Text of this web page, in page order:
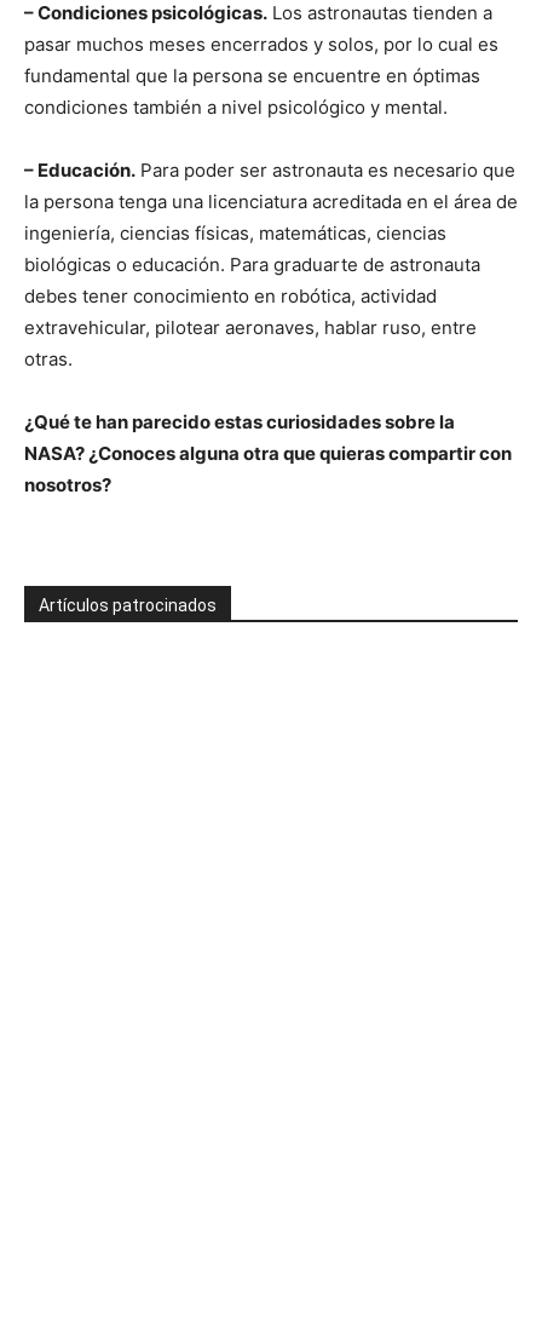
– Condiciones psicológicas. Los astronautas tienden a
pasar muchos meses encerrados y solos, por lo cual es
fundamental que la persona se encuentre en óptimas
condiciones también a nivel psicológico y mental.
– Educación. Para poder ser astronauta es necesario que
la persona tenga una licenciatura acreditada en el área de
ingeniería, ciencias físicas, matemáticas, ciencias
biológicas o educación. Para graduarte de astronauta
debes tener conocimiento en robótica, actividad
extravehicular, pilotear aeronaves, hablar ruso, entre
otras.
¿Qué te han parecido estas curiosidades sobre la
NASA? ¿Conoces alguna otra que quieras compartir con
nosotros?
Artículos patrocinados